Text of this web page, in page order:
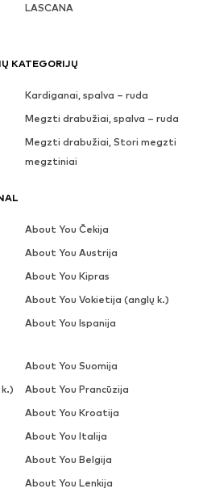
LASCANA
KATEGORIJŲ
Kardiganai, spalva – ruda
Megzti drabužiai, spalva – ruda
Megzti drabužiai, Stori megzti
megztiniai
About You Čekija
About You Austrija
About You Kipras
About You Vokietija (anglų k.)
About You Ispanija
About You Suomija
About You Prancūzija
About You Kroatija
About You Italija
About You Belgija
About You Lenkija